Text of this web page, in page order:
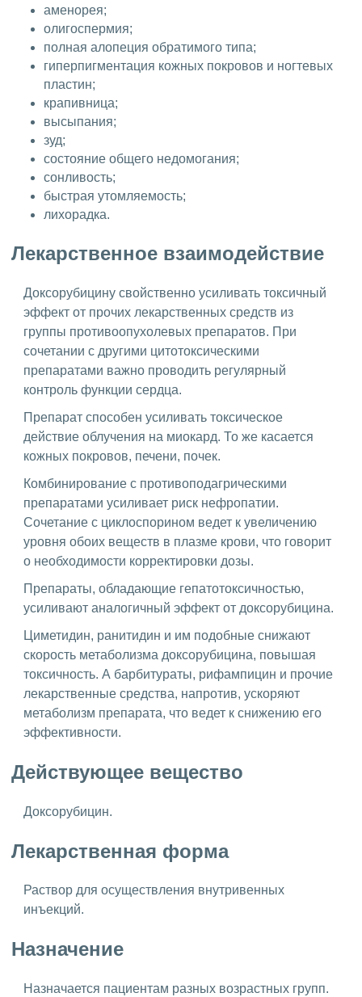
аменорея;
олигоспермия;
полная алопеция обратимого типа;
гиперпигментация кожных покровов и ногтевых
пластин;
крапивница;
высыпания;
зуд;
состояние общего недомогания;
сонливость;
быстрая утомляемость;
лихорадка.
Лекарственное взаимодействие
Доксорубицину свойственно усиливать токсичный
эффект от прочих лекарственных средств из
группы противоопухолевых препаратов. При
сочетании с другими цитотоксическими
препаратами важно проводить регулярный
контроль функции сердца.
Препарат способен усиливать токсическое
действие облучения на миокард. То же касается
кожных покровов, печени, почек.
Комбинирование с противоподагрическими
препаратами усиливает риск нефропатии.
Сочетание с циклоспорином ведет к увеличению
уровня обоих веществ в плазме крови, что говорит
о необходимости корректировки дозы.
Препараты, обладающие гепатотоксичностью,
усиливают аналогичный эффект от доксорубицина.
Циметидин, ранитидин и им подобные снижают
скорость метаболизма доксорубицина, повышая
токсичность. А барбитураты, рифампицин и прочие
лекарственные средства, напротив, ускоряют
метаболизм препарата, что ведет к снижению его
эффективности.
Действующее вещество
Доксорубицин.
Лекарственная форма
Раствор для осуществления внутривенных
инъекций.
Назначение
Назначается пациентам разных возрастных групп.